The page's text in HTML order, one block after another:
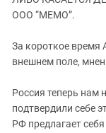
Дагестан
Карачаево-Черкесия
Краснодарский
ООО “МЕМО”.
За короткое время
внешнем поле,
Россия теперь нам
подтвердили себе
РФ предлагает